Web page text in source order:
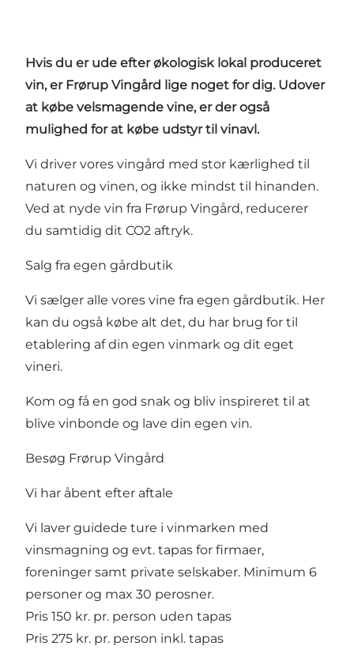
Hvis du er ude efter økologisk lokal produceret
vin, er Frørup Vingård lige noget for dig. Udover
at købe velsmagende vine, er der også
mulighed for at købe udstyr til vinavl.
Vi driver vores vingård med stor kærlighed til
naturen og vinen, og ikke mindst til hinanden.
Ved at nyde vin fra Frørup Vingård, reducerer
du samtidig dit CO2 aftryk.
Salg fra egen gårdbutik
Vi sælger alle vores vine fra egen gårdbutik. Her
kan du også købe alt det, du har brug for til
etablering af din egen vinmark og dit eget
vineri.
Kom og få en god snak og bliv inspireret til at
blive vinbonde og lave din egen vin.
Besøg Frørup Vingård
Vi har åbent efter aftale
Vi laver guidede ture i vinmarken med
vinsmagning og evt. tapas for firmaer,
foreninger samt private selskaber. Minimum 6
personer og max 30 perosner.
Pris 150 kr. pr. person uden tapas
Pris 275 kr. pr. person inkl. tapas